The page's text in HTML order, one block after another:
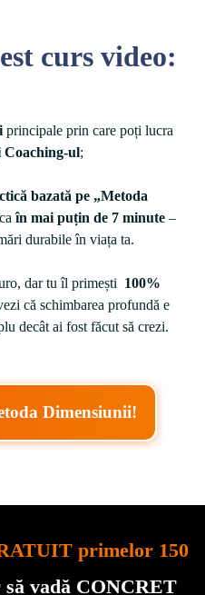
curs video:
principale prin care poți lucra
Coaching-ul;
bazată pe „Metoda
în mai puțin de 7 minute –
durabile în viața ta.
dar tu îl primești 100%
că schimbarea profundă e
decât ai fost făcut să crezi.
Dimensiunii!
primelor 150
să vadă CONCRET